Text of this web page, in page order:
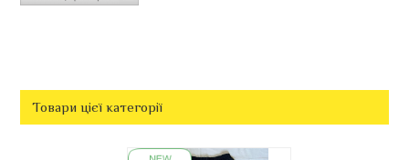
Товари цієї категорії